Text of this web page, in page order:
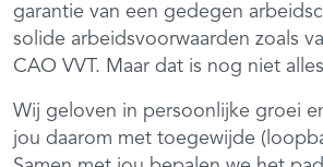
garantie van een gedegen
solide arbeidsvoorwaarden zoals
CAO VVT. Maar dat is nog niet
Wij geloven in persoonlijke groei
jou daarom met toegewijde